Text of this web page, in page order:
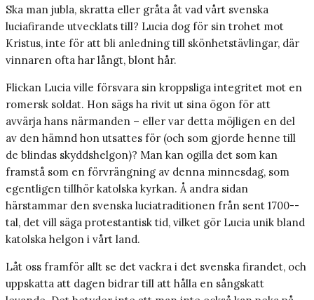
Ska man jubla, skratta eller gråta åt vad vårt svenska
luciafirande utvecklats till? Lucia dog för sin trohet mot
Kristus, inte för att bli anledning till skönhetstävlingar, där
vinnaren ofta har långt, blont hår.
Flickan Lucia ville försvara sin kroppsliga integritet mot en
romersk soldat. Hon sägs ha rivit ut sina ögon för att
avvärja hans närmanden – eller var detta möjligen en del
av den hämnd hon utsattes för (och som gjorde henne till
de blindas skyddshelgon)? Man kan ogilla det som kan
framstå som en förvrängning av denna minnesdag, som
egentligen tillhör katolska kyrkan. Å andra sidan
härstammar den svenska luciatraditionen från sent 1700-­
tal, det vill säga protestantisk tid, vilket gör Lucia unik bland
katolska helgon i vårt land.
Låt oss framför allt se det vackra i det svenska firandet, och
uppskatta att dagen bidrar till att hålla en sångskatt